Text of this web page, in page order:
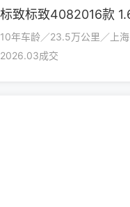
10年车龄／23.5万公里／上海
2026.03成交